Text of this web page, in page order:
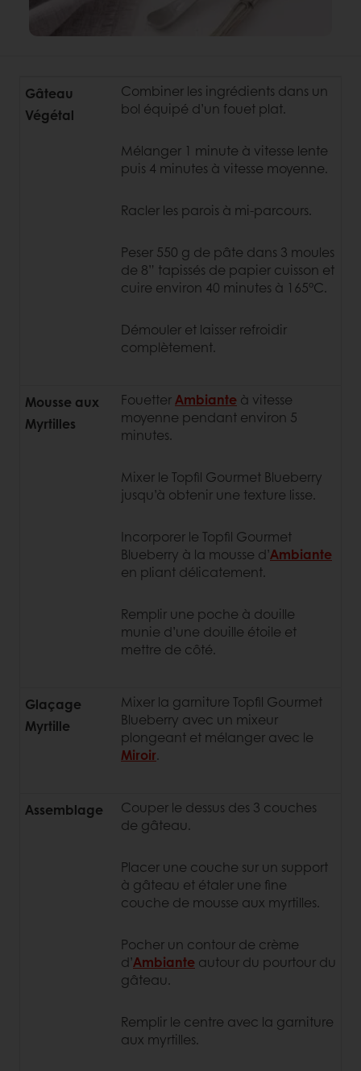
Gâteau
Végétal
Combiner les ingrédients dans un
bol équipé d’un fouet plat.
Mélanger 1 minute à vitesse lente
puis 4 minutes à vitesse moyenne.
Racler les parois à mi-parcours.
Peser 550 g de pâte dans 3 moules
de 8” tapissés de papier cuisson et
cuire environ 40 minutes à 165°C.
Démouler et laisser refroidir
complètement.
Mousse aux
Myrtilles
FouetterAmbiante à vitesse
moyenne pendant environ 5
minutes.
Mixer le Topfil Gourmet Blueberry
jusqu’à obtenir une texture lisse.
Incorporer le Topfil Gourmet
Blueberry à la mousse d’Ambiante
en pliant délicatement.
Remplir une poche à douille
munie d’une douille étoile et
mettre de côté.
Glaçage
Myrtille
Mixer la garniture Topfil Gourmet
Blueberry avec un mixeur
plongeant et mélanger avec le
Miroir.
Assemblage
Couper le dessus des 3 couches
de gâteau.
Placer une couche sur un support
à gâteau et étaler une fine
couche de mousse aux myrtilles.
Pocher un contour de crème
d’Ambiante autour du pourtour du
gâteau.
Remplir le centre avec la garniture
aux myrtilles.